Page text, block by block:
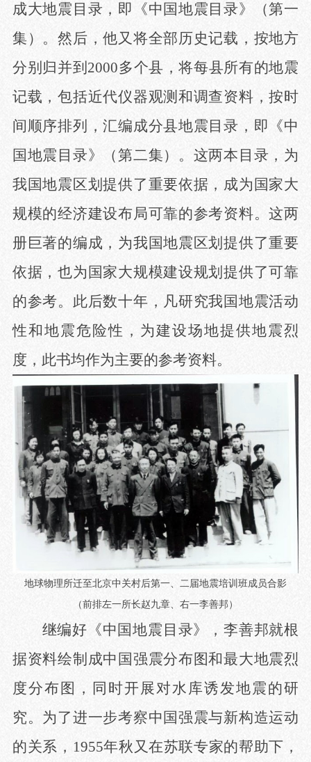
成大地震目录，即《中国地震目录》（第一
集）。然后，他又将全部历史记载，按地方
分别归并到2000多个县，将每县所有的地震
记载，包括近代仪器观测和调查资料，按时
间顺序排列，汇编成分县地震目录，即《中
国地震目录》（第二集）。这两本目录，为
我国地震区划提供了重要依据，成为国家大
规模的经济建设布局可靠的参考资料。这两
册巨著的编成，为我国地震区划提供了重要
依据，也为国家大规模建设规划提供了可靠
的参考。此后数十年，凡研究我国地震活动
性和地震危险性，为建设场地提供地震烈
度，此书均作为主要的参考资料。
地球物理所迁至北京中关村后第一、二届地震培训班成员合影
（前排左一所长赵九章、右一李善邦）
继编好《中国地震目录》，李善邦就根
据资料绘制成中国强震分布图和最大地震烈
度分布图，同时开展对水库诱发地震的研
究。为了进一步考察中国强震与新构造运动
的关系， 1955年秋又在苏联专家的帮助下，